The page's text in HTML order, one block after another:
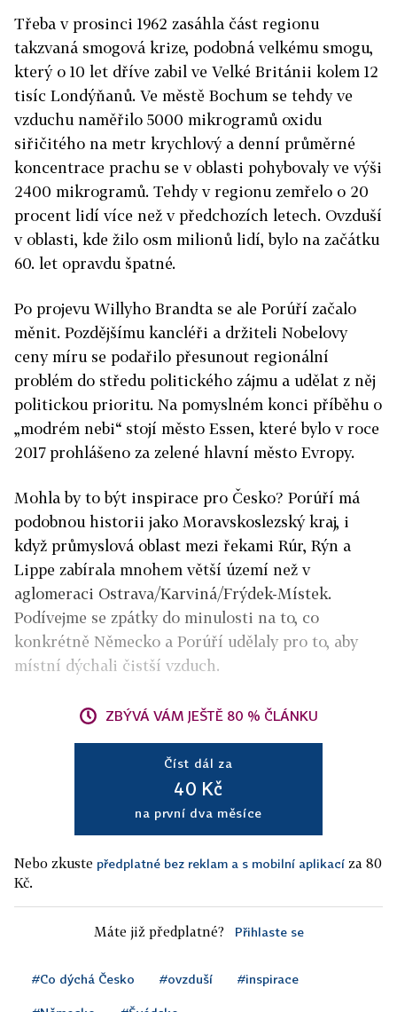
Třeba v prosinci 1962 zasáhla část regionu
takzvaná smogová krize, podobná velkému smogu,
který o 10 let dříve zabil ve Velké Británii kolem 12
tisíc Londýňanů. Ve městě Bochum se tehdy ve
vzduchu naměřilo 5000 mikrogramů oxidu
siřičitého na metr krychlový a denní průměrné
koncentrace prachu se v oblasti pohybovaly ve výši
2400 mikrogramů. Tehdy v regionu zemřelo o 20
procent lidí více než v předchozích letech. Ovzduší
v oblasti, kde žilo osm milionů lidí, bylo na začátku
60. let opravdu špatné.
Po projevu Willyho Brandta se ale Porúří začalo
měnit. Pozdějšímu kancléři a držiteli Nobelovy
ceny míru se podařilo přesunout regionální
problém do středu politického zájmu a udělat z něj
politickou prioritu. Na pomyslném konci příběhu o
„modrém nebi“ stojí město Essen, které bylo v roce
2017 prohlášeno za zelené hlavní město Evropy.
Mohla by to být inspirace pro Česko? Porúří má
podobnou historii jako Moravskoslezský kraj, i
když průmyslová oblast mezi řekami Rúr, Rýn a
Lippe zabírala mnohem větší území než v
aglomeraci Ostrava/Karviná/Frýdek-Místek.
Podívejme se zpátky do minulosti na to, co
konkrétně Německo a Porúří udělaly pro to, aby
místní dýchali čistší vzduch.
ZBÝVÁ VÁM JEŠTĚ 80 % ČLÁNKU
Číst dál za
40 Kč
na první dva měsíce
Nebo zkuste předplatné bez reklam a s mobilní aplikací za 80
Kč.
Máte již předplatné? Přihlaste se
#Co dýchá Česko #ovzduší #inspirace